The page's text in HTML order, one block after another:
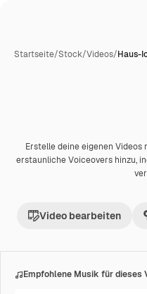
Startseite/Stock/Videos/Haus-
Premium
Erstelle deine eigenen Videos
erstaunliche Voiceovers hinzu,
Video bearbeiten
Empfohlene Musik für dieses